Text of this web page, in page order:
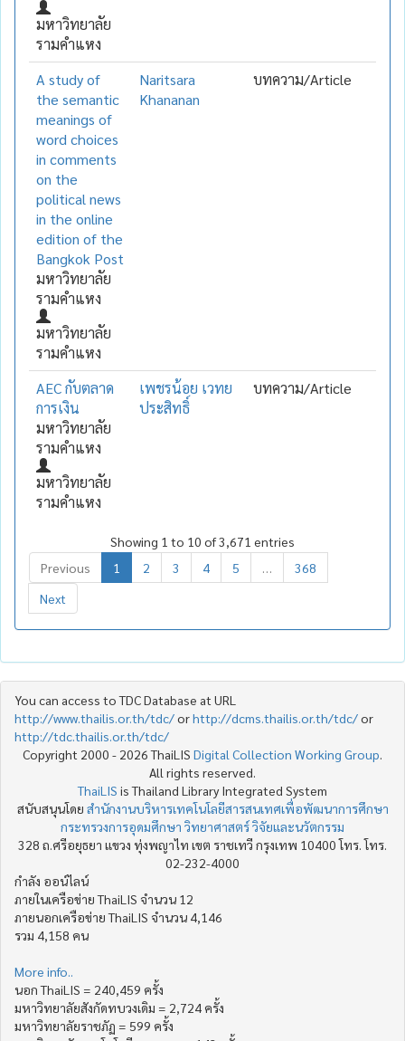
มหาวิทยาลัย
รามคำแหง
A study of
the semantic
meanings of
word choices
in comments
on the
political news
in the online
edition of the
Bangkok Post
มหาวิทยาลัย
รามคำแหง
มหาวิทยาลัย
รามคำแหง
Naritsara
Khananan
บทความ/Article
AEC กับตลาด
การเงิน
มหาวิทยาลัย
รามคำแหง
มหาวิทยาลัย
รามคำแหง
เพชรน้อย เวทย
ประสิทธิ์
บทความ/Article
Showing 1 to 10 of 3,671 entries
Previous
1 2 3 4 5
368
Next
You can access to TDC Database at URL
http://www.thailis.or.th/tdc/orhttp://dcms.thailis.or.th/tdc/or
http://tdc.thailis.or.th/tdc/
Copyright 2000 - 2026 ThaiLIS Digital Collection Working Group
All rights reserved.
ThaiLIS is Thailand Library Integrated System
สนับสนุนโดย สำนักงานบริหารเทคโนโลยีสารสนเทศเพื่อพัฒนาการศึกษา
กระทรวงการอุดมศึกษา วิทยาศาสตร์ วิจัยและนวัตกรรม
328 ถ.ศรีอยุธยา แขวง ทุ่งพญาไท เขต ราชเทวี กรุงเทพ 10400 โทร. โทร.
02-232-4000
กำลัง ออน์ไลน์
ภายในเครือข่าย ThaiLIS จำนวน 12
ภายนอกเครือข่าย ThaiLIS จำนวน 4,146
รวม 4,158 คน
More info..
นอก ThaiLIS = 240,459 ครั้ง
มหาวิทยาลัยสังกัดทบวงเดิม = 2,724 ครั้ง
มหาวิทยาลัยราชภัฏ = 599 ครั้ง